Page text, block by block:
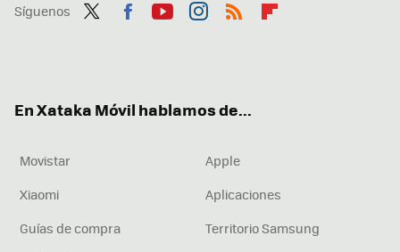
Síguenos
En Xataka Móvil hablamos de...
Movistar
Apple
Xiaomi
Aplicaciones
Guías de compra
Territorio Samsung